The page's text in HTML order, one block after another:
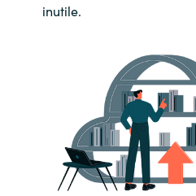
inutile.